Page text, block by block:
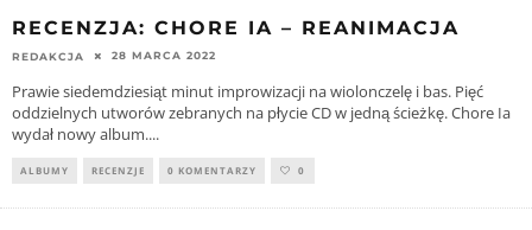
RECENZJA: CHORE IA – REANIMACJA
REDAKCJA 28 MARCA 2022
Prawie siedemdziesiąt minut improwizacji na wiolonczelę i bas. Pięć
oddzielnych utworów zebranych na płycie CD w jedną ścieżkę. Chore Ia
wydał nowy album....
ALBUMY RECENZJE 0 KOMENTARZY 0